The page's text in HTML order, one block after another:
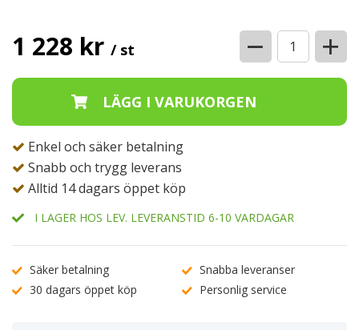
1 228 kr / st − +
Enkel och säker betalning
Snabb och trygg leverans
Alltid 14 dagars öppet köp
I LAGER HOS LEV. LEVERANSTID 6-10 VARDAGAR
Säker betalning
Snabba leveranser
30 dagars öppet köp
Personlig service